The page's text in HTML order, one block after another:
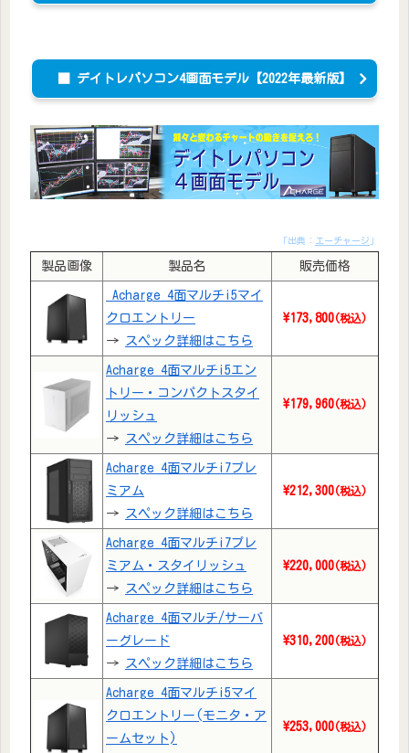
■ デイトレパソコン4画面モデル【2022年最新版】
「出典： エーチャージ 」
製品画像 製品名 販売価格
Acharge 4面マルチi5マイ
クロエントリー
→
スペック詳細はこちら
\173,800(税込)
Acharge 4面マルチi5エン
トリー・コンパクトスタイ
リッシュ
→
スペック詳細はこちら
\179,960(税込)
Acharge 4面マルチi7プレ
ミアム
→
スペック詳細はこちら
\212,300(税込)
Acharge 4面マルチi7プレ
ミアム・スタイリッシュ
→
スペック詳細はこちら
\220,000(税込)
Acharge 4面マルチ/サーバ
ーグレード
→
スペック詳細はこちら
\310,200(税込)
Acharge 4面マルチi5マイ
クロエントリー(モニタ・ア
ームセット)
\253,000(税込)